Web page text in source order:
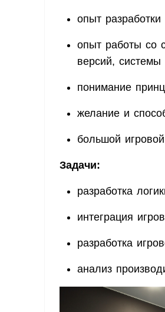
опыт
опыт работы со
версий, системы
понимание
желание и
большой
Задачи:
разработка
интеграция
разработка
анализ